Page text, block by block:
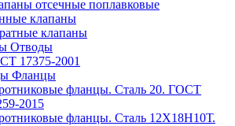
отсечные поплавковые
клапаны
клапаны
Отводы
17375-2001
Фланцы
фланцы. Сталь 20. ГОСТ
2015
фланцы. Сталь 12Х18Н10Т.